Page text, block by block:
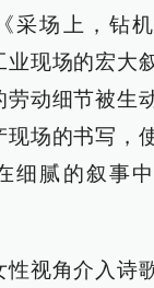
采场上，钻
业现场的宏大
动细节被生
现场的书写，
细腻的叙事
视角介入诗